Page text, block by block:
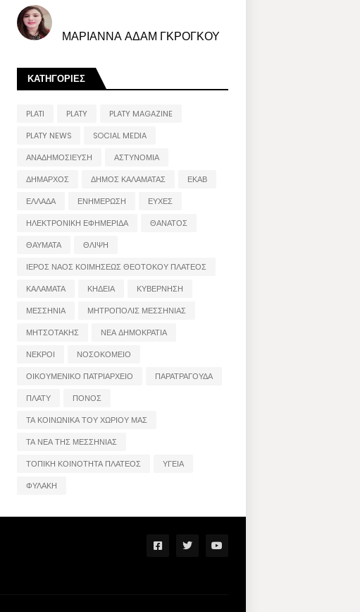
ΜΑΡΙΑΝΝΑ ΑΔΑΜ ΓΚΡΟΓΚΟΥ
ΚΑΤΗΓΟΡΙΕΣ
PLATI PLATY
PLATY MAGAZINE
PLATY NEWS
SOCIAL MEDIA
ΑΝΑΔΗΜΟΣΙΕΥΣΗ
ΑΣΤΥΝΟΜΙΑ
ΔΗΜΑΡΧΟΣ
ΔΗΜΟΣ ΚΑΛΑΜΑΤΑΣ
ΕΚΑΒ
ΕΛΛΑΔΑ
ΕΝΗΜΕΡΩΣΗ
ΕΥΧΕΣ
ΗΛΕΚΤΡΟΝΙΚΗ ΕΦΗΜΕΡΙΔΑ
ΘΑΝΑΤΟΣ
ΘΑΥΜΑΤΑ
ΘΛΙΨΗ
ΙΕΡΟΣ ΝΑΟΣ ΚΟΙΜΗΣΕΩΣ ΘΕΟΤΟΚΟΥ ΠΛΑΤΕΟΣ
ΚΑΛΑΜΑΤΑ
ΚΗΔΕΙΑ
ΚΥΒΕΡΝΗΣΗ
ΜΕΣΣΗΝΙΑ
ΜΗΤΡΟΠΟΛΙΣ ΜΕΣΣΗΝΙΑΣ
ΜΗΤΣΟΤΑΚΗΣ
ΝΕΑ ΔΗΜΟΚΡΑΤΙΑ
ΝΕΚΡΟΙ
ΝΟΣΟΚΟΜΕΙΟ
ΟΙΚΟΥΜΕΝΙΚΟ ΠΑΤΡΙΑΡΧΕΙΟ
ΠΑΡΑΤΡΑΓΟΥΔΑ
ΠΛΑΤΥ
ΠΟΝΟΣ
ΤΑ ΚΟΙΝΩΝΙΚΑ ΤΟΥ ΧΩΡΙΟΥ ΜΑΣ
ΤΑ ΝΕΑ ΤΗΣ ΜΕΣΣΗΝΙΑΣ
ΤΟΠΙΚΗ ΚΟΙΝΟΤΗΤΑ ΠΛΑΤΕΟΣ
ΥΓΕΙΑ
ΦΥΛΑΚΗ